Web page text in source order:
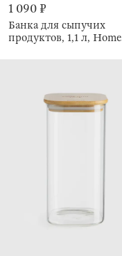
1 090 ₽
Банка для сыпучих
продуктов, 1,1 л, Home